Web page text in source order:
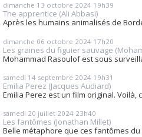
dimanche 13 octobre 2024 19h39
The apprentice (Ali Abbasi)
Après les humains animalisés de
dimanche 06 octobre 2024 17h20
Les graines du figuier sauvage
Mohammad Rasoulof est sous
samedi 14 septembre 2024 19h31
Emilia Perez (Jacques Audiard)
Emilia Perez est un film original. Voilà,
samedi 20 juillet 2024 23h40
Les fantômes (Jonathan Millet)
Belle métaphore que ces fantômes du